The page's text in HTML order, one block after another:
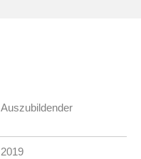
Auszubildender
2019